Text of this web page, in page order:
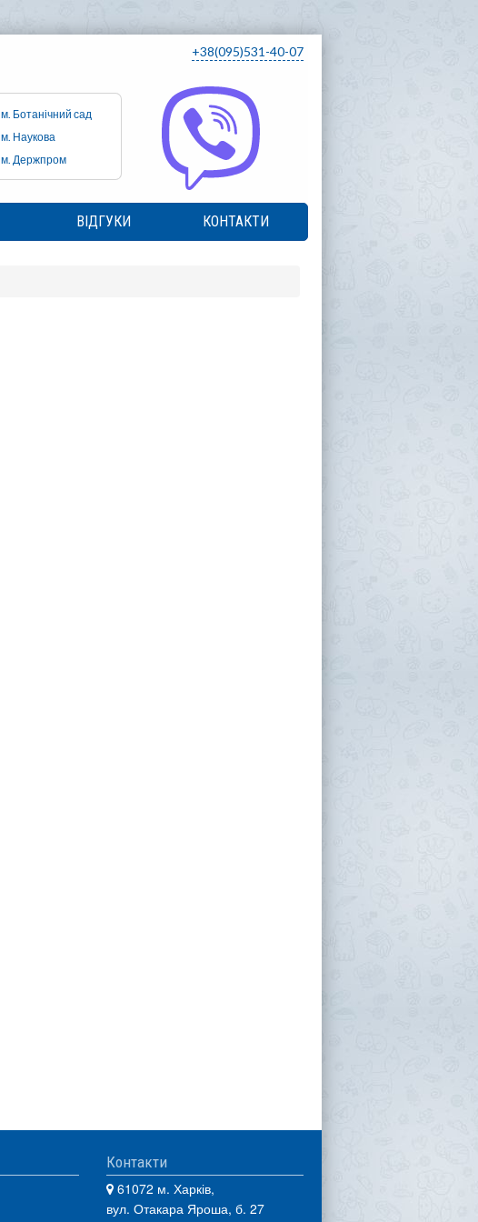
+38(095)531-40-07
м. Ботанічний сад
м. Наукова
м. Держпром
ВІДГУКИ КОНТАКТИ
Контакти
61072 м. Харків,
вул. Отакара Яроша, б. 27